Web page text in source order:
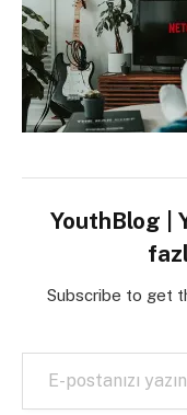
YouthBlog |
Subscribe to get
E-postanızı yazın…